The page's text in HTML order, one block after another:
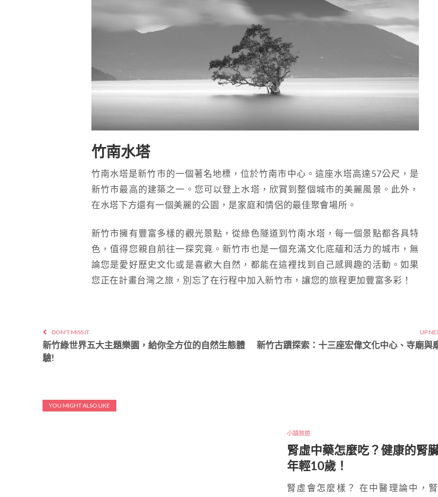
竹南水塔
竹南水塔是新竹市的一個著名地標，位於竹南市中心。這座水塔高達57公尺，是
新竹市最高的建築之一。您可以登上水塔，欣賞到整個城市的美麗風景。此外，
在水塔下方還有一個美麗的公園，是家庭和情侶的最佳聚會場所。
新竹市擁有豐富多樣的觀光景點，從綠色隧道到竹南水塔，每一個景點都各具特
色，值得您親自前往一探究竟。新竹市也是一個充滿文化底蘊和活力的城市，無
論您是愛好歷史文化或是喜歡大自然，都能在這裡找到自己感興趣的活動。如果
您正在計畫台灣之旅，別忘了在行程中加入新竹市，讓您的旅程更加豐富多彩！
DON'T MISS IT
新竹綠世界五大主題樂園，給你全方位的自然生態體
驗!
UP
新竹古蹟探索：十三座宏偉文化中心、寺廟與
YOU MIGHT ALSO LIKE
小鎮旅遊
腎虛中藥怎麼吃？健康的腎
年輕10歲！
腎虛會怎麼樣？ 在中醫理論中，